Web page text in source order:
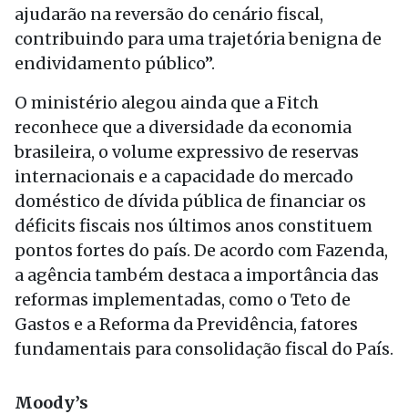
ajudarão na reversão do cenário fiscal,
contribuindo para uma trajetória benigna de
endividamento público”.
O ministério alegou ainda que a Fitch
reconhece que a diversidade da economia
brasileira, o volume expressivo de reservas
internacionais e a capacidade do mercado
doméstico de dívida pública de financiar os
déficits fiscais nos últimos anos constituem
pontos fortes do país. De acordo com Fazenda,
a agência também destaca a importância das
reformas implementadas, como o Teto de
Gastos e a Reforma da Previdência, fatores
fundamentais para consolidação fiscal do País.
Moody’s